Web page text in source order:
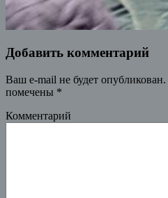
Добавить комментарий
Ваш e-mail не будет опубликован.
помечены *
Комментарий